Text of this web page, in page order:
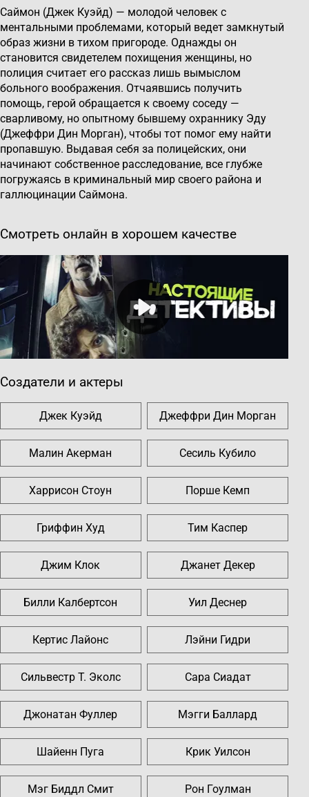
Саймон (Джек Куэйд) — молодой человек с
ментальными проблемами, который ведет замкнутый
образ жизни в тихом пригороде. Однажды он
становится свидетелем похищения женщины, но
полиция считает его рассказ лишь вымыслом
больного воображения. Отчаявшись получить
помощь, герой обращается к своему соседу —
сварливому, но опытному бывшему охраннику Эду
(Джеффри Дин Морган), чтобы тот помог ему найти
пропавшую. Выдавая себя за полицейских, они
начинают собственное расследование, все глубже
погружаясь в криминальный мир своего района и
галлюцинации Саймона.
Смотреть онлайн в хорошем качестве
Создатели и актеры
Джек Куэйд Джеффри Дин Морган
Малин Акерман Сесиль Кубило
Харрисон Стоун Порше Кемп
Гриффин Худ Тим Каспер
Джим Клок Джанет Декер
Билли Калбертсон Уил Деснер
Кертис Лайонс Лэйни Гидри
Сильвестр Т. Эколс Сара Сиадат
Джонатан Фуллер Мэгги Баллард
Шайенн Пуга Крик Уилсон
Мэг Биддл Смит Рон Гоулман